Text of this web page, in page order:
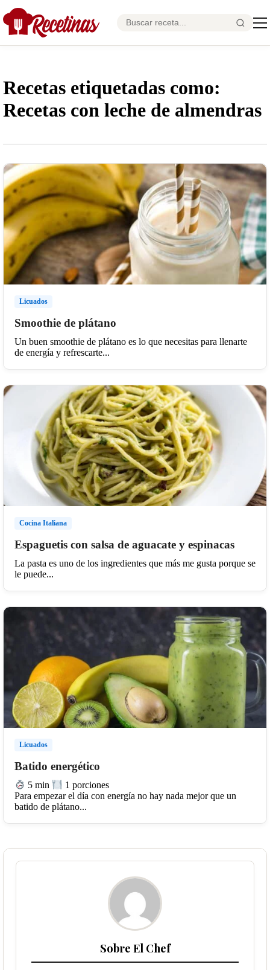
Recetas etiquetadas como:
Recetas con leche de almendras
Licuados
Smoothie de plátano
Un buen smoothie de plátano es lo que necesitas para llenarte
de energía y refrescarte...
Cocina Italiana
Espaguetis con salsa de aguacate y espinacas
La pasta es uno de los ingredientes que más me gusta porque se
le puede...
Licuados
Batido energético
5 min
1 porciones
Para empezar el día con energía no hay nada mejor que un
batido de plátano...
Sobre El Chef